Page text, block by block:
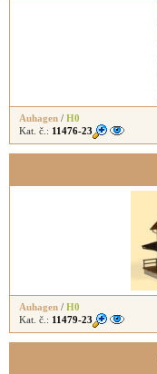
Auhagen / H0
Kat. č.: 11476-23
Auhagen / H0
Kat. č.: 11479-23